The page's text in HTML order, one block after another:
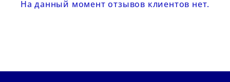
На данный момент отзывов клиентов нет.